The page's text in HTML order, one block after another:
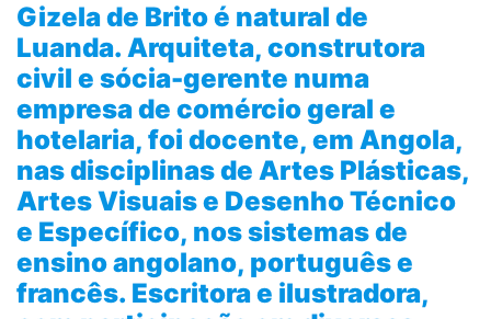
Gizela de Brito é natural de
Luanda. Arquiteta, construtora
civil e sócia-gerente numa
empresa de comércio geral e
hotelaria, foi docente, em Angola,
nas disciplinas de Artes Plásticas,
Artes Visuais e Desenho Técnico
e Específico, nos sistemas de
ensino angolano, português e
francês. Escritora e ilustradora,